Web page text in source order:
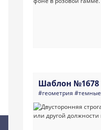
Шаблон №1678
#геометрия #темные